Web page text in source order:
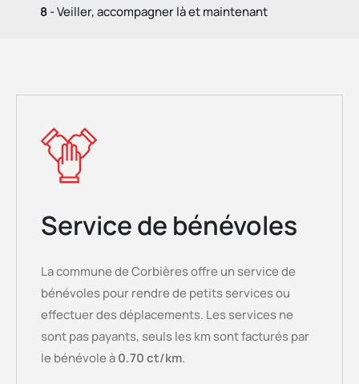
8- Veiller, accompagner là et maintenant​
Service de bénévoles
La commune de Corbières offre un service de
bénévoles pour rendre de petits services ou
effectuer des déplacements. Les services ne
sont pas payants, seuls les km sont facturés par
le bénévole à0.70 ct/km.